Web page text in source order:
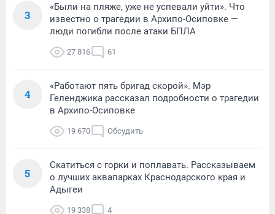
3
«Были на пляже, уже не успевали уйти». Что
известно о трагедии в Архипо-Осиповке —
люди погибли после атаки БПЛА
27 816 61
4
«Работают пять бригад скорой». Мэр
Геленджика рассказал подробности о трагедии
в Архипо-Осиповке
19 670 Обсудить
5
Скатиться с горки и поплавать. Рассказываем
о лучших аквапарках Краснодарского края и
Адыгеи
19 338 4